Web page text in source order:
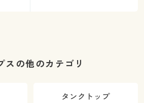
スの他のカテゴリ
タンクトップ